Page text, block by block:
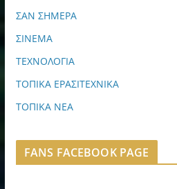
ΣΑΝ ΣΗΜΕΡΑ
ΣΙΝΕΜΑ
ΤΕΧΝΟΛΟΓΙΑ
ΤΟΠΙΚΑ ΕΡΑΣΙΤΕΧΝΙΚΑ
ΤΟΠΙΚΑ ΝΕΑ
FANS FACEBOOK PAGE